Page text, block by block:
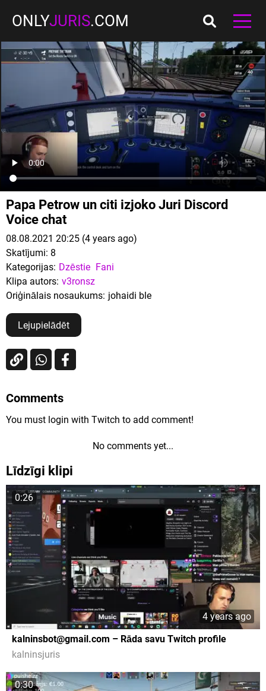
ONLYJURIS.COM
Papa Petrow un citi izjoko Juri Discord
Voice chat
08.08.2021 20:25 (4 years ago)
Skatījumi: 8
Kategorijas: Dzēstie Fani
Klipa autors: v3ronsz
Oriģinālais nosaukums: johaidi ble
Lejupielādēt
Comments
You must login with Twitch to add comment!
No comments yet...
Līdzīgi klipi
0:26
4 years ago
kalninsbot@gmail.com – Rāda savu Twitch profile
kalninsjuris
0:30